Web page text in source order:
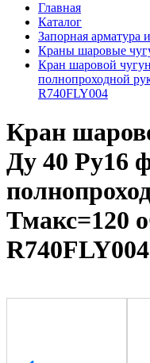
Главная
Каталог
Запорная арматура
Краны шаровые
Кран шаровой
полнопроходной
R740FLY004
Кран
Ду 40 Ру16
Тмакс=120
R740FLY004